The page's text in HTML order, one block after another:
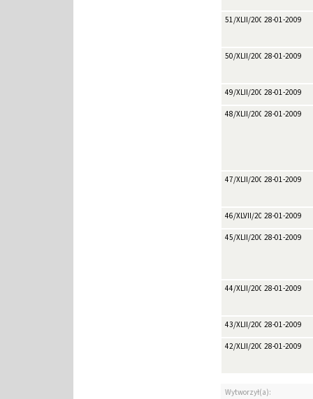
51/XLII/200928-01-2009
50/XLII/200928-01-2009
49/XLII/200928-01-2009
48/XLII/200928-01-2009
47/XLII/200928-01-2009
46/XLVII/200928-01-2009
45/XLII/200928-01-2009
44/XLII/200928-01-2009
43/XLII/200928-01-2009
42/XLII/200928-01-2009
Wytworzył(a):